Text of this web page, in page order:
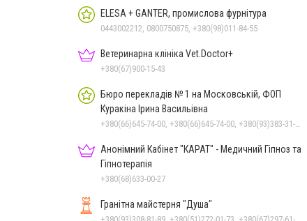
ELESA + GANTER, промислова фурнітура
0443002212, 0800750875, +380(98)011-84-55
Ветеринарна клініка Vet.Doctor+
+380(67)900-15-43
Бюро перекладів № 1 на Московській, ФОП
Куракіна Ірина Васильівна
Анонімний Кабінет "КАРАТ" - Медичний Гіпноз та
Гіпнотерапія
+380(68)633-00-27
Гранітна майстерня "Душа"